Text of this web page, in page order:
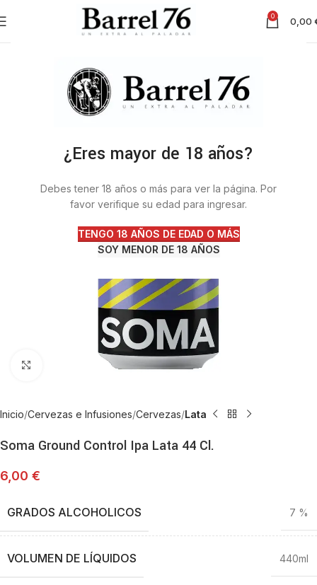
¿Eres mayor de 18 años?
Debes tener 18 años o más para ver la página. Por
favor verifique su edad para ingresar.
TENGO 18 AÑOS DE EDAD O MÁS
SOY MENOR DE 18 AÑOS
0 0,00
Haga Click para agrandar
Inicio Cervezas e Infusiones Cervezas Lata
Soma Ground Control Ipa Lata 44 Cl.
6,00 €
GRADOS ALCOHOLICOS 7 %
VOLUMEN DE LÍQUIDOS 440ml